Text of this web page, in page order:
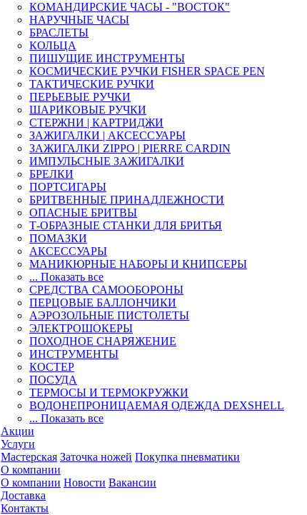
КОМАНДИРСКИЕ ЧАСЫ - "ВОСТОК"
НАРУЧНЫЕ ЧАСЫ
БРАСЛЕТЫ
КОЛЬЦА
ПИШУЩИЕ ИНСТРУМЕНТЫ
КОСМИЧЕСКИЕ РУЧКИ FISHER SPACE PEN
ТАКТИЧЕСКИЕ РУЧКИ
ПЕРЬЕВЫЕ РУЧКИ
ШАРИКОВЫЕ РУЧКИ
СТЕРЖНИ | КАРТРИДЖИ
ЗАЖИГАЛКИ | АКСЕССУАРЫ
ЗАЖИГАЛКИ ZIPPO | PIERRE CARDIN
ИМПУЛЬСНЫЕ ЗАЖИГАЛКИ
БРЕЛКИ
ПОРТСИГАРЫ
БРИТВЕННЫЕ ПРИНАДЛЕЖНОСТИ
ОПАСНЫЕ БРИТВЫ
Т-ОБРАЗНЫЕ СТАНКИ ДЛЯ БРИТЬЯ
ПОМАЗКИ
АКСЕССУАРЫ
МАНИКЮРНЫЕ НАБОРЫ И КНИПСЕРЫ
... Показать все
СРЕДСТВА САМООБОРОНЫ
ПЕРЦОВЫЕ БАЛЛОНЧИКИ
АЭРОЗОЛЬНЫЕ ПИСТОЛЕТЫ
ЭЛЕКТРОШОКЕРЫ
ПОХОДНОЕ СНАРЯЖЕНИЕ
ИНСТРУМЕНТЫ
КОСТЕР
ПОСУДА
ТЕРМОСЫ И ТЕРМОКРУЖКИ
ВОДОНЕПРОНИЦАЕМАЯ ОДЕЖДА DEXSHELL
... Показать все
Акции
Услуги
Мастерская Заточка ножей Покупка пневматики
О компании
О компании Новости Вакансии
Доставка
Контакты